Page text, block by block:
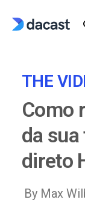
THE
Como
da
direto
By Max